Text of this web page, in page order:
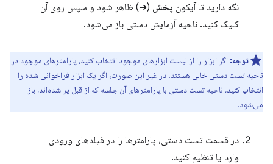
نگه دارید تا آیکون پخش (➜) ظاهر شود و سپس روی آن
کلیک کنید. ناحیه آزمایش دستی باز می‌شود.
توجه: اگر ابزار را از لیست ابزارهای موجود انتخاب کنید، پارامترهای موجود در
ناحیه تست دستی خالی هستند. در غیر این صورت، اگر یک ابزار فراخوانی شده را
انتخاب کنید، ناحیه تست دستی با پارامترهای آن جلسه که از قبل پر شده‌اند، باز
می‌شود.
در قسمت تست دستی، پارامترها را در فیلدهای ورودی
وارد یا تنظیم کنید.